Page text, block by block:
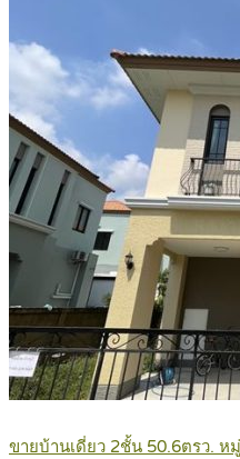
ขายบ้านเดี่ยว 2ชั้น 50.6ตรว. ห